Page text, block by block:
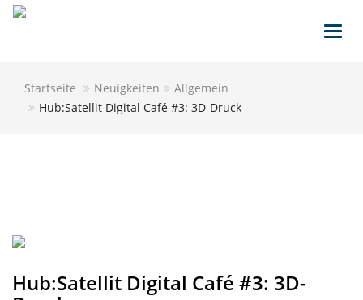
Startseite Neuigkeiten
Allgemein
Hub:Satellit Digital Café #3: 3D-Druck
Hub:Satellit Digital Café #3: 3D-